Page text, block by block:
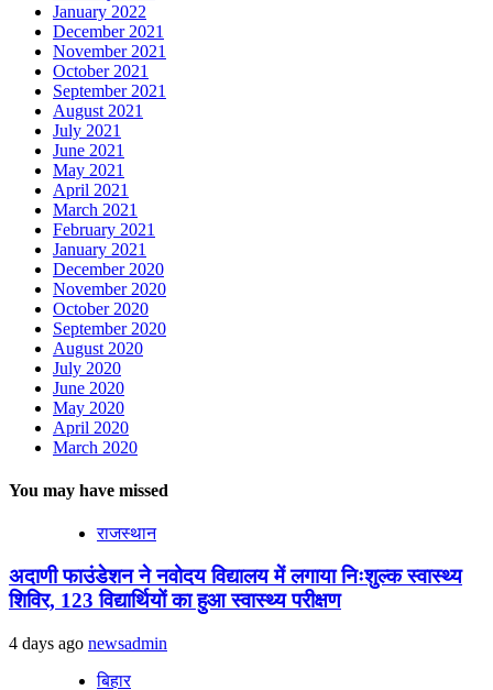
January 2022
December 2021
November 2021
October 2021
September 2021
August 2021
July 2021
June 2021
May 2021
April 2021
March 2021
February 2021
January 2021
December 2020
November 2020
October 2020
September 2020
August 2020
July 2020
June 2020
May 2020
April 2020
March 2020
You may have missed
राजस्थान
अदाणी फाउंडेशन ने नवोदय विद्यालय में लगाया निःशुल्क स्वास्थ्य
शिविर, 123 विद्यार्थियों का हुआ स्वास्थ्य परीक्षण
4 days ago newsadmin
बिहार